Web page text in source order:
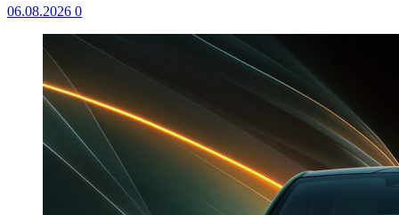
06.08.2026 0